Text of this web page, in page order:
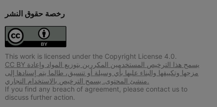
رخصة حقوق النشر
This work is licensed under the Copyright License 4.0.
CC BY يسمح هذا الترخيص المستخدمين المكررين بتوزيع المواد وإعادة
مزجها وتكييفها والبناء عليها بأي وسيلة أو تنسيق، طالما يتم إسنادها إلى
منشئ المحتوى. يسمح الترخيص بالاستخدام التجاري.
If you find any breach of agreement, please contact us to
discuss further action.